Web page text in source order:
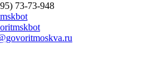
73-73-948